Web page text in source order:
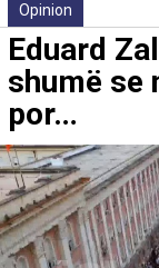
Opinion
Eduard
shumë se
por…